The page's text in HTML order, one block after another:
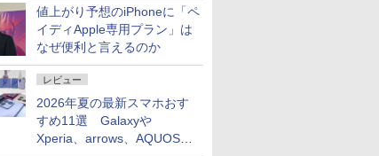
値上がり予想のiPhoneに「ペ
イディApple専用プラン」は
なぜ便利と言えるのか
レビュー
2026年夏の最新スマホおす
すめ11選 Galaxyや
Xperia、arrows、AQUOSな